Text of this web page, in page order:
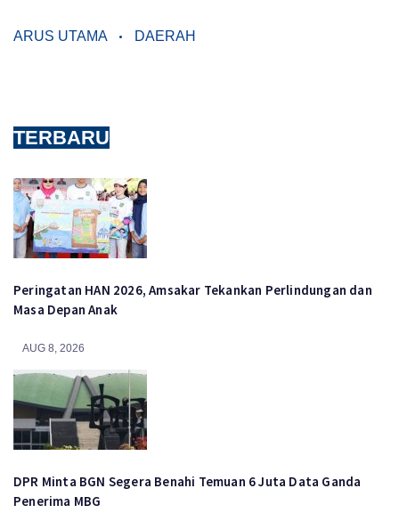
ARUS UTAMA DAERAH
TERBARU
Peringatan HAN 2026, Amsakar Tekankan Perlindungan dan
Masa Depan Anak
AUG 8, 2026
DPR Minta BGN Segera Benahi Temuan 6 Juta Data Ganda
Penerima MBG